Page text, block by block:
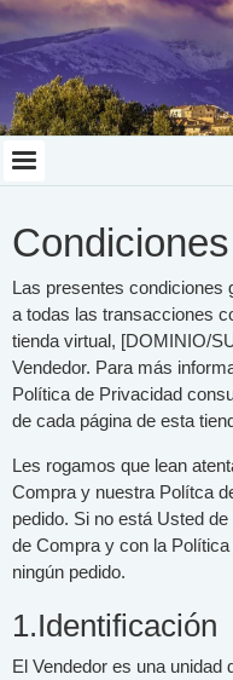
Las presentes condiciones
a todas las transacciones
tienda virtual, [DOMINIO/
Vendedor. Para más
Política de Privacidad
de cada página de esta
Les rogamos que lean
Compra y nuestra Polítca
pedido. Si no está Usted
de Compra y con la
ningún pedido.
1.Identificación
El Vendedor es una unidad